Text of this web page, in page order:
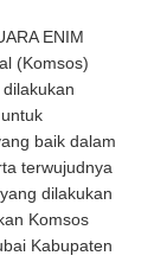
ENIM
(Komsos)
baik dalam
terwujudnya
dilakukan
Komsos
Kabupaten